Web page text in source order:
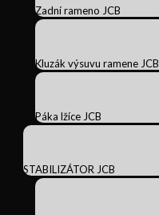
Zadní rameno JCB
Kluzák výsuvu ramene JCB
Páka lžíce JCB
STABILIZÁTOR JCB